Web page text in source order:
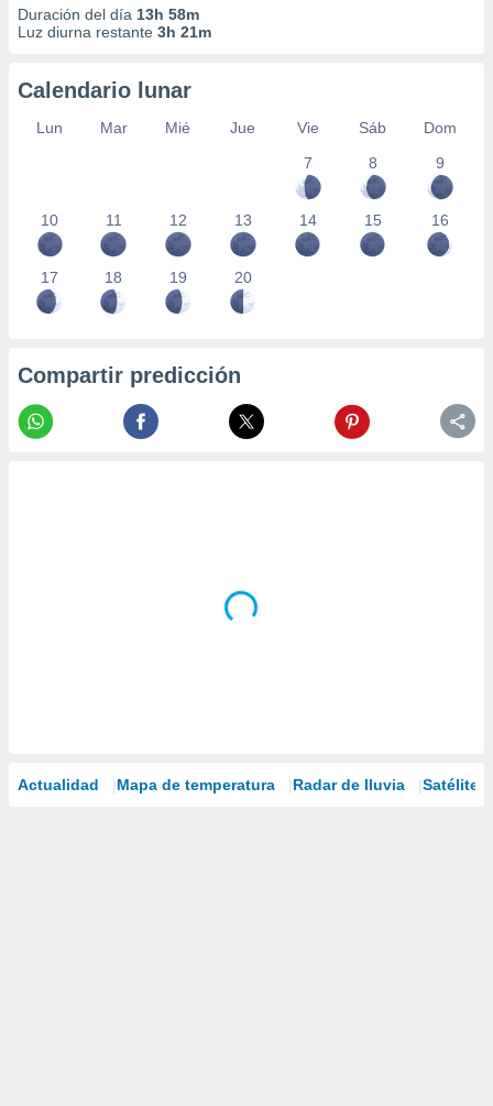
Duración del día 13h 58m
Luz diurna restante 3h 21m
Calendario lunar
Lun Mar Mié Jue Vie Sáb
Dom
7
8 9
10 11 12 13 14 15 16
17 18 19 20
Compartir predicción
Actualidad Mapa de temperatura Radar de lluvia Satélites